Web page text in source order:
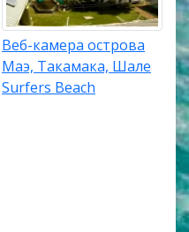
Веб-камера острова
Маэ, Такамака, Шале
Surfers Beach